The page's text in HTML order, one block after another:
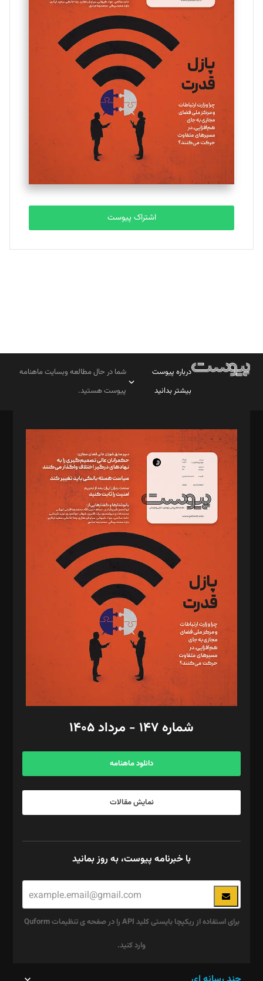
مینا پاکدل
یسنا امان‌پور
تحریریه
ملینا جعفری
تحریریه
مصطفی مسجدی آرانی
تحریریه
بابک نقاش
تحریریه
اشتراک پیوست
درباره پیوست
بیشتر بدانید
شما در حال مطالعه وبسایت ماهنامه
پیوست هستید.
مدیر مسئول: محمدباقر اثنی‌عشری
سردبیر: مهرک محمودی
دبیر تحریریه: میثم قاسمی
د‌بیر ناداستان: سمانه سمیع
د‌بیر خدمت و تجارت: ابوالفضل رجبی
د‌بیر حقوق فناوری: حسام‌الدین ایپکچی
د‌بیر پیوست جهان: مینا پاکدل
د‌بیر تحریریه آنلاین: بابک نقاش
تحریریه‌: مجتبی محمود‌ی، آرش برهمند، یسنا امان‌پور، سروش کرمیان،
مصطفی مسجدی آرانی، ابوالفضل رجبی، زهرا فکرانه، فائزه فتحی
رستمی،مصطفی باستان
ویرایش: نگار استاد‌‌آقا
طراح یونیفرم: مجید توکلی
فیلمبرداری و عکاسی: امیر شفیعی، مانی لطفی زاده
گرافیک و صفحه‌آرایی: سید‌سبحان‌علی ثابت
مد‌یر توسعه تجاری: کامبیز برید‌
امور مالی: شاپور رهبری، محمد‌ کاظمی‌نیا
آگهی و مشترکین: ۰۹۱۹۹۹۹۰۴۵۴
شماره ۱۴۷ - مرداد ۱۴۰۵
دانلود ماهنامه
نمایش مقالات
با خبرنامه پیوست، به روز بمانید
برای استفاده از ریکپچا بایستی کلید API را در صفحه ی تنظیمات Quform
وارد کنید.